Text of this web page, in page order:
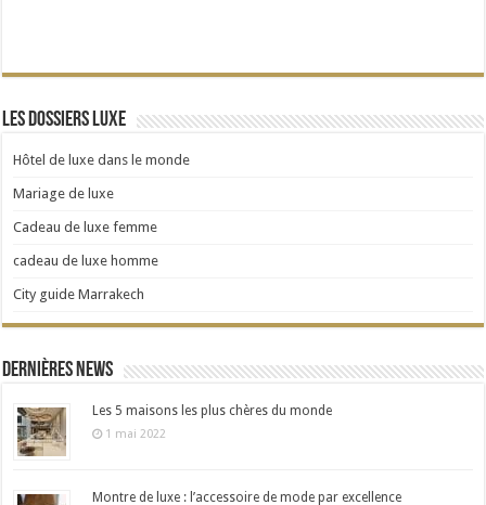
Les dossiers Luxe
Hôtel de luxe dans le monde
Mariage de luxe
Cadeau de luxe femme
cadeau de luxe homme
City guide Marrakech
Dernières news
Les 5 maisons les plus chères du monde
1 mai 2022
Montre de luxe : l’accessoire de mode par excellence